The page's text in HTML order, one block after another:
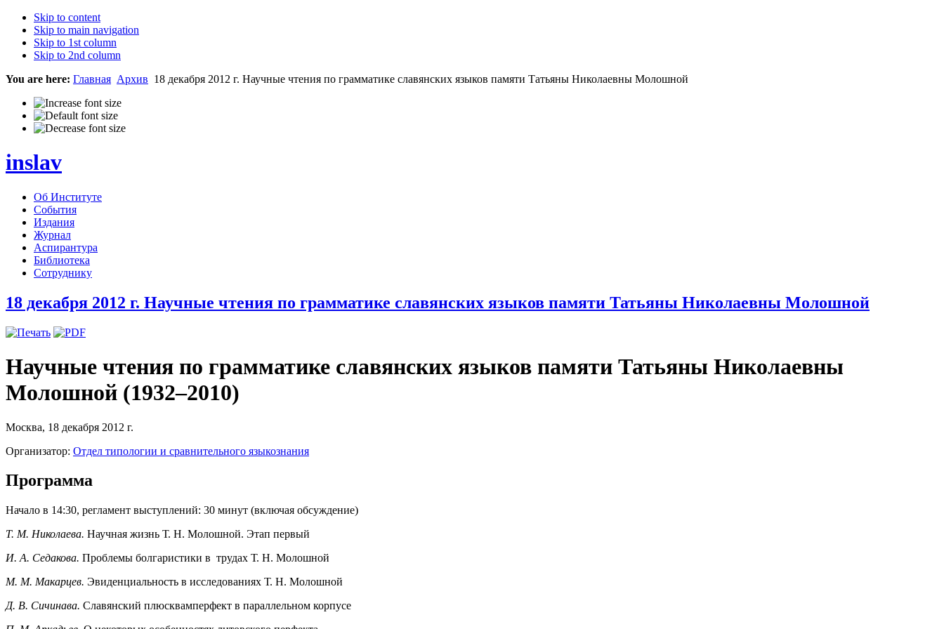
Skip to content
Skip to main navigation
Skip to 1st column
Skip to 2nd column
You are here: Главная Архив 18 декабря 2012 г. Научные чтения по грамматике славянских языков памяти Татьяны Николаевны Молошной
inslav
Об Институте
События
Издания
Журнал
Аспирантура
Библиотека
Сотруднику
18 декабря 2012 г. Научные чтения по грамматике славянских языков памяти Татьяны Николаевны Молошной
Научные чтения по грамматике славянских языков памяти Татьяны Николаевны
Молошной (1932–2010)
Москва, 18 декабря 2012 г.
Организатор: Отдел типологии и сравнительного языкознания
Программа
Начало в 14:30, регламент выступлений: 30 минут (включая обсуждение)
Т. М. Николаева. Научная жизнь Т. Н. Молошной. Этап первый
И. А. Седакова. Проблемы болгаристики в трудах Т. Н. Молошной
М. М. Макарцев. Эвиденциальность в исследованиях Т. Н. Молошной
Д. В. Сичинава. Славянский плюсквамперфект в параллельном корпусе